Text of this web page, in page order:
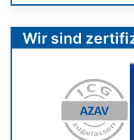
Wir sind